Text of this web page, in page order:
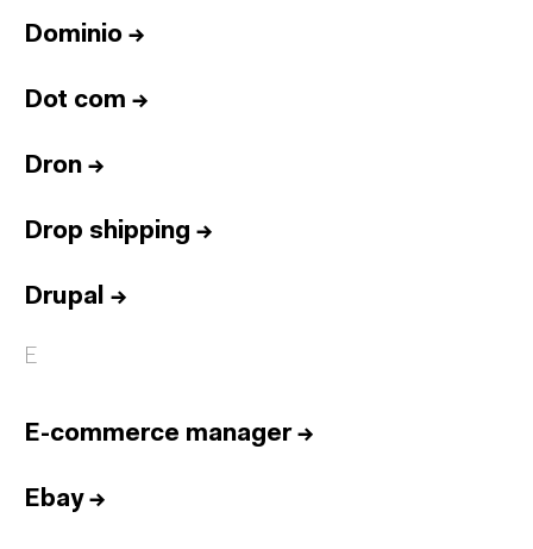
Dominio →
Dot com →
Dron →
Drop shipping →
Drupal →
E
E-commerce manager→
Ebay→